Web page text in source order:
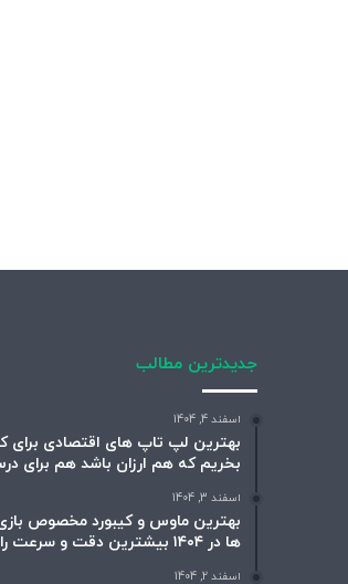
جدیدترین مطالب
اسفند 4, 1404
بهترین لپ تاپ های اقتصادی برای
بخریم که هم ارزان باشد هم برای
اسفند 3, 1404
بهترین ماوس و کیبورد مخصوص
ها در ۱۴۰۴ بیشترین دقت و سرعت را می دهند؟
اسفند 2, 1404